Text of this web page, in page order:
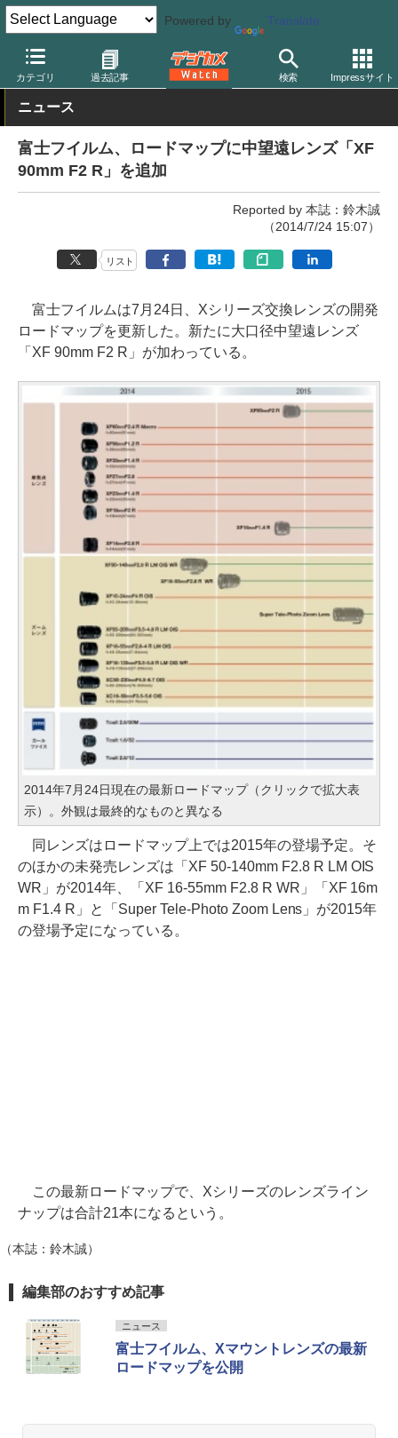
Powered by Translate
カテゴリ 過去記事 検索 Impressサイト
デジカメ Watch レンズ 交換レンズ 富士フイルム
ニュース
富士フイルム、ロードマップに中望遠レンズ「XF
90mm F2 R」を追加
Reported by 本誌：鈴木誠
（2014/7/24 15:07）
リスト
富士フイルムは7月24日、Xシリーズ交換レンズの開発
ロードマップを更新した。新たに大口径中望遠レンズ
「XF 90mm F2 R」が加わっている。
2014年7月24日現在の最新ロードマップ（クリックで拡大表
示）。外観は最終的なものと異なる
同レンズはロードマップ上では2015年の登場予定。そ
のほかの未発売レンズは「XF 50-140mm F2.8 R LM OIS
WR」が2014年、「XF 16-55mm F2.8 R WR」「XF 16m
m F1.4 R」と「Super Tele-Photo Zoom Lens」が2015年
の登場予定になっている。
この最新ロードマップで、Xシリーズのレンズライン
ナップは合計21本になるという。
（本誌：鈴木誠）
編集部のおすすめ記事
ニュース
富士フイルム、Xマウントレンズの最新
ロードマップを公開